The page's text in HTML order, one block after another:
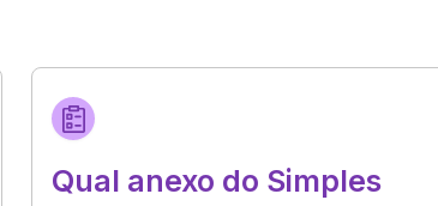
Qual anexo do Simples